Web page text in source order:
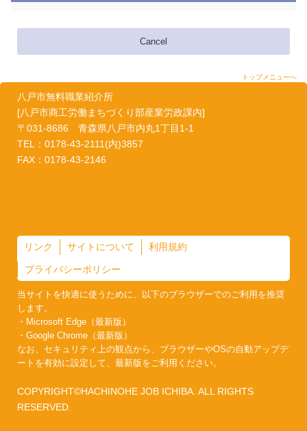
Cancel
トップメニューへ
八戸市無料職業紹介所
[八戸市商工労働まちづくり部産業労政課内]
〒031-8686 青森県八戸市内丸1丁目1-1
TEL：0178-43-2111(内)3857
FAX：0178-43-2146
リンク サイトについて 利用規約
プライバシーポリシー
当サイトを快適に使うために、以下のブラウザーでのご利用を推奨
します。
・Microsoft Edge（最新版）
・Google Chrome（最新版）
なお、セキュリティ上の観点から、ブラウザーやOSの自動アップデ
ートを有効に設定して、最新版をご利用ください。
COPYRIGHT©HACHINOHE JOB ICHIBA. ALL RIGHTS
RESERVED.